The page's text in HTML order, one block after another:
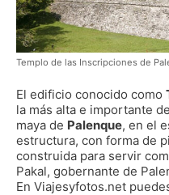
Templo de las Inscripciones de
El edificio conocido como
la más alta e importante
maya de Palenque, en el
estructura, con forma de
construida para servir
Pakal, gobernante de
En Viajesyfotos.net